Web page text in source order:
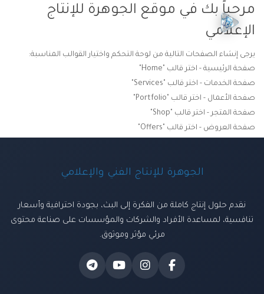
مرحباً بك في موقع الجوهرة للإنتاج
الإعلامي
يرجى إنشاء الصفحات التالية من لوحة التحكم واختيار القوالب المناسبة:
صفحة الرئيسية - اختر قالب "Home"
صفحة الخدمات - اختر قالب "Services"
صفحة الأعمال - اختر قالب "Portfolio"
صفحة المتجر - اختر قالب "Shop"
صفحة العروض - اختر قالب "Offers"
الجوهرة للإنتاج الفني والإعلامي
نقدم حلول إنتاج كاملة من الفكرة إلى البث، بجودة احترافية وأسعار
تنافسية، لمساعدة الأفراد والشركات والمؤسسات على صناعة محتوى
مرئي مؤثر وموثوق.